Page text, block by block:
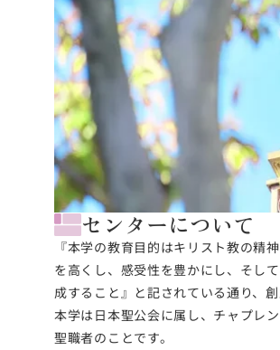
センターについて
『本学の教育目的はキリスト教の精
を高くし、感受性を豊かにし、そし
成すること』と記されている通り、
本学は日本聖公会に属し、チャプレ
聖職者のことです。